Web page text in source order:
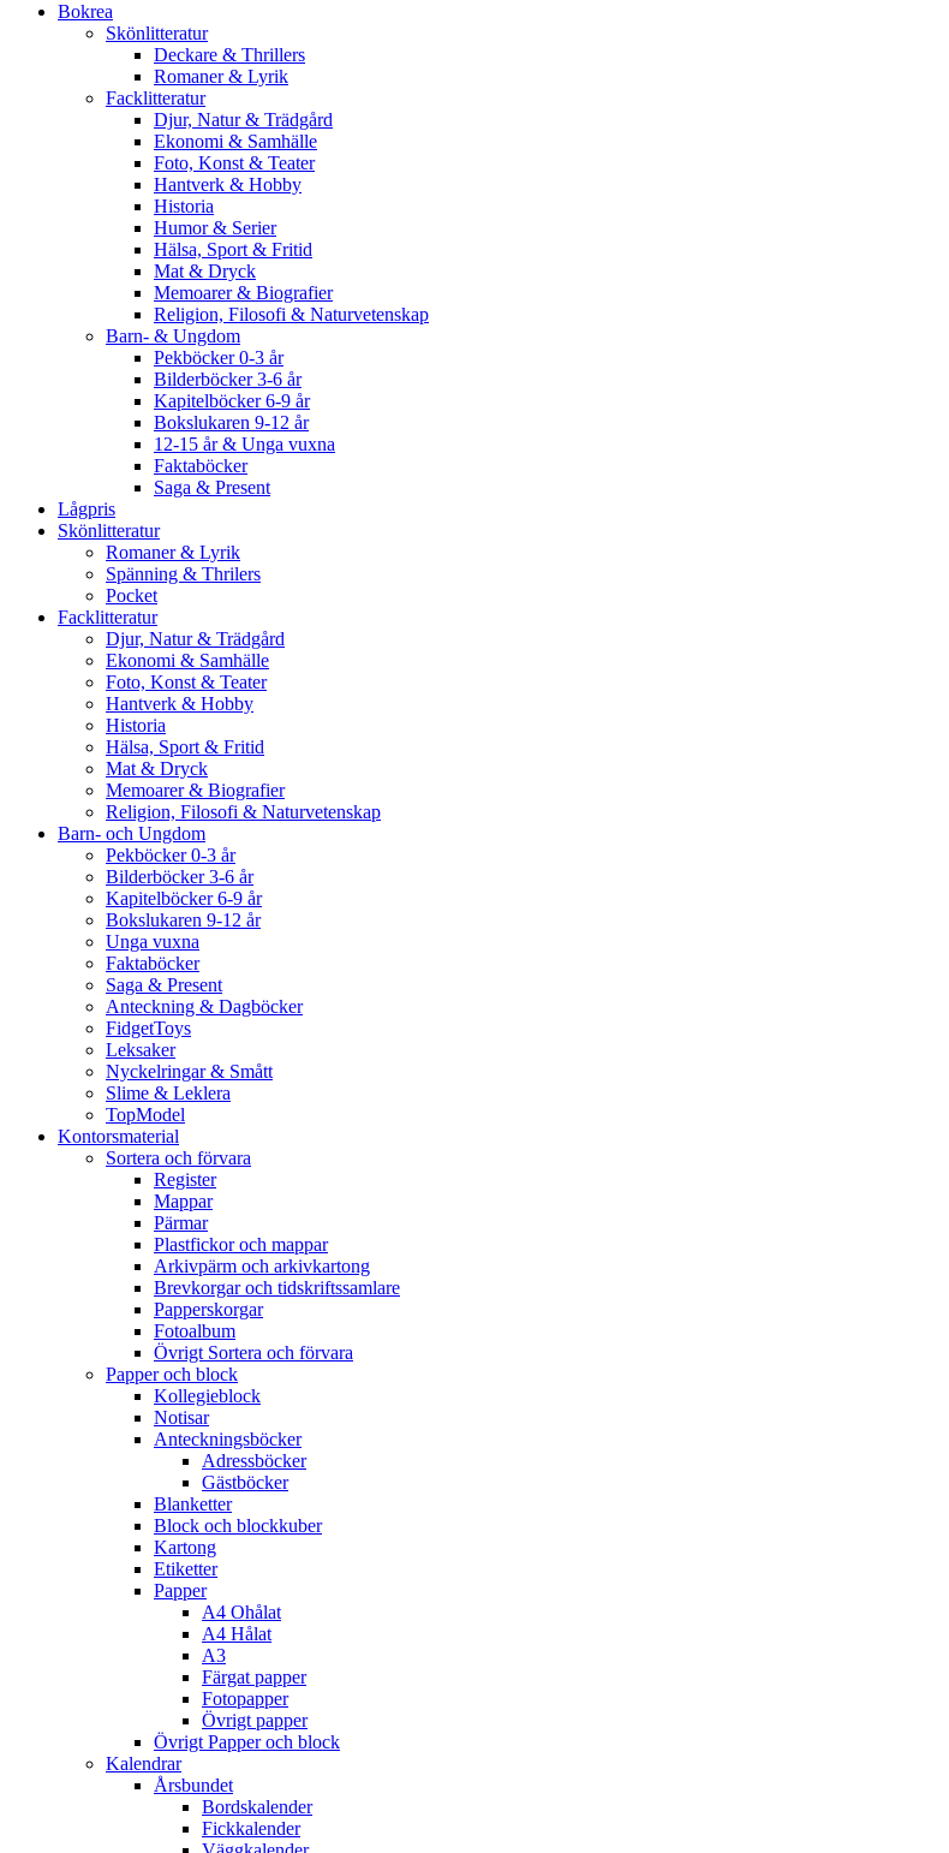
Bokrea
Skönlitteratur
Deckare & Thrillers
Romaner & Lyrik
Facklitteratur
Djur, Natur & Trädgård
Ekonomi & Samhälle
Foto, Konst & Teater
Hantverk & Hobby
Historia
Humor & Serier
Hälsa, Sport & Fritid
Mat & Dryck
Memoarer & Biografier
Religion, Filosofi & Naturvetenskap
Barn- & Ungdom
Pekböcker 0-3 år
Bilderböcker 3-6 år
Kapitelböcker 6-9 år
Bokslukaren 9-12 år
12-15 år & Unga vuxna
Faktaböcker
Saga & Present
Lågpris
Skönlitteratur
Romaner & Lyrik
Spänning & Thrilers
Pocket
Facklitteratur
Djur, Natur & Trädgård
Ekonomi & Samhälle
Foto, Konst & Teater
Hantverk & Hobby
Historia
Hälsa, Sport & Fritid
Mat & Dryck
Memoarer & Biografier
Religion, Filosofi & Naturvetenskap
Barn- och Ungdom
Pekböcker 0-3 år
Bilderböcker 3-6 år
Kapitelböcker 6-9 år
Bokslukaren 9-12 år
Unga vuxna
Faktaböcker
Saga & Present
Anteckning & Dagböcker
FidgetToys
Leksaker
Nyckelringar & Smått
Slime & Leklera
TopModel
Kontorsmaterial
Sortera och förvara
Register
Mappar
Pärmar
Plastfickor och mappar
Arkivpärm och arkivkartong
Brevkorgar och tidskriftssamlare
Papperskorgar
Fotoalbum
Övrigt Sortera och förvara
Papper och block
Kollegieblock
Notisar
Anteckningsböcker
Adressböcker
Gästböcker
Blanketter
Block och blockkuber
Kartong
Etiketter
Papper
A4 Ohålat
A4 Hålat
A3
Färgat papper
Fotopapper
Övrigt papper
Övrigt Papper och block
Kalendrar
Årsbundet
Bordskalender
Fickkalender